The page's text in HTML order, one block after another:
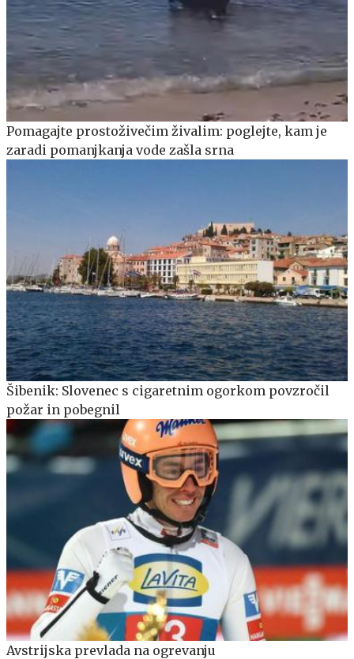
Pomagajte prostoživečim živalim: poglejte, kam je
zaradi pomanjkanja vode zašla srna
Šibenik: Slovenec s cigaretnim ogorkom povzročil
požar in pobegnil
Avstrijska prevlada na ogrevanju